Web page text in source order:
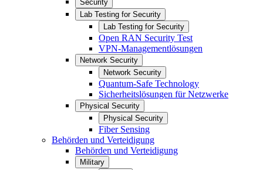
Security
Lab Testing for Security
Lab Testing for Security
Open RAN Security Test
VPN-Managementlösungen
Network Security
Network Security
Quantum-Safe Technology
Sicherheitslösungen für Netzwerke
Physical Security
Physical Security
Fiber Sensing
Behörden und Verteidigung
Behörden und Verteidigung
Military